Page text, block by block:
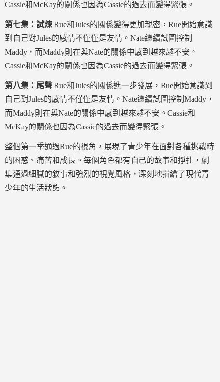
Cassie和McKay的關係也因為Cassie的過去而變得緊張。
第七集：試煉 Rue和Jules的關係變得更加親密，Rue開始意識
到自己對Jules的感情不僅僅是友情。Nate繼續試圖控制
Maddy，而Maddy則在與Nate的關係中感到越來越不安。
Cassie和McKay的關係也因為Cassie的過去而變得緊張。
第八集：尾聲 Rue和Jules的關係進一步發展，Rue開始意識到
自己對Jules的感情不僅僅是友情。Nate繼續試圖控制Maddy，
而Maddy則在與Nate的關係中感到越來越不安。Cassie和
McKay的關係也因為Cassie的過去而變得緊張。
整個第一季通過Rue的視角，展現了青少年在面對各種挑戰時
的困惑、痛苦和成長。每個角色都有自己的故事和掙扎，劇
集通過細膩的敘事和強烈的視覺風格，深刻地描繪了現代青
少年的生活狀態。